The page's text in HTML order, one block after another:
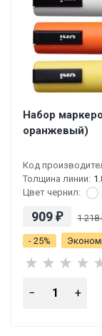
Набор
оранжевый)
Код
Толщина линии:
Цвет чернил:
909 ₽ 1 218
- 25%